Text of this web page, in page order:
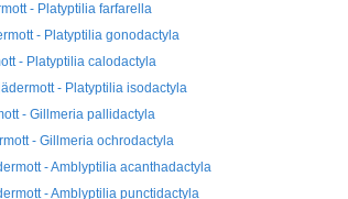
- Platyptilia farfarella
- Platyptilia gonodactyla
- Platyptilia calodactyla
- Platyptilia isodactyla
- Gillmeria pallidactyla
- Gillmeria ochrodactyla
- Amblyptilia acanthadactyla
- Amblyptilia punctidactyla